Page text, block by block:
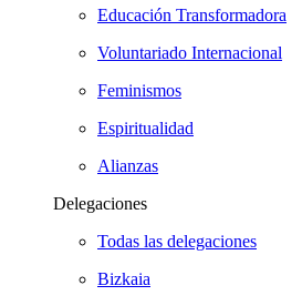
Educación Transformadora
Voluntariado Internacional
Feminismos
Espiritualidad
Alianzas
Delegaciones
Todas las delegaciones
Bizkaia